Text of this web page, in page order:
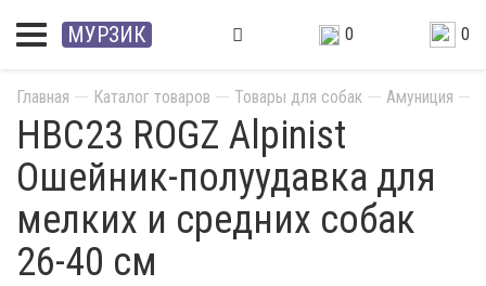
МУРЗИК 0 0
Главная Каталог товаров Товары для собак Амуниция
HBC23 ROGZ Alpinist
Ошейник-полуудавка для
мелких и средних собак
26-40 см